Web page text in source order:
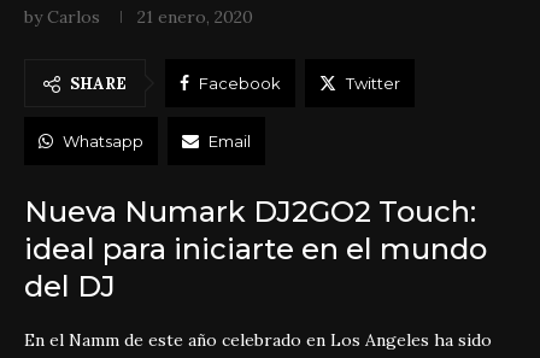
by Carlos 21 enero, 2020
SHARE Facebook Twitter
Whatsapp Email
Nueva Numark DJ2GO2 Touch:
ideal para iniciarte en el mundo
del DJ
En el Namm de este año celebrado en Los Angeles ha sido